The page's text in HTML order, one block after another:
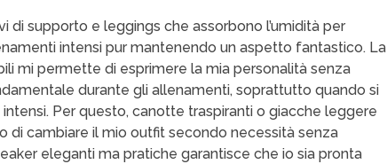
di supporto e leggings che assorbono l’umidità per
intensi pur mantenendo un aspetto fantastico. La
mi permette di esprimere la mia personalità senza
durante gli allenamenti, soprattutto quando si
Per questo, canotte traspiranti o giacche leggere
di cambiare il mio outfit secondo necessità senza
eleganti ma pratiche garantisce che io sia pronta